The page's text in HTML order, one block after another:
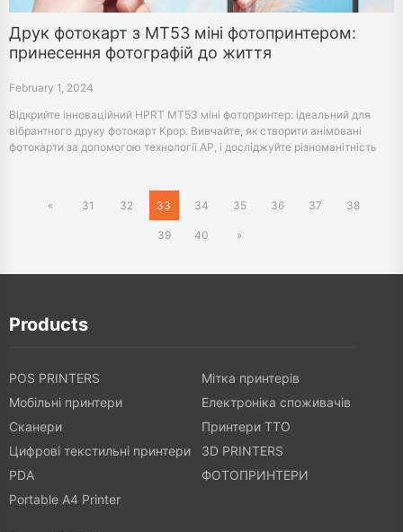
Друк фотокарт з MT53 міні фотопринтером:
принесення фотографій до життя
February 1, 2024
Відкрийте інноваційний HPRT MT53 міні фотопринтер: ідеальний для
вібрантного друку фотокарт Kpop. Вивчайте, як створити анімовані
фотокарти за допомогою технології АР, і досліджуйте різноманітність
« 31 32 33 34 35 36 37 38
39 40 »
Products
POS PRINTERS
Мітка принтерів
Мобільні принтери
Електроніка споживачів
Сканери
Принтери TTO
Цифрові текстильні принтери
3D PRINTERS
PDA
ФОТОПРИНТЕРИ
Portable A4 Printer